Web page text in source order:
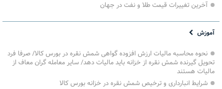
آخرین تغییرات قیمت طلا و نفت در جهان
آموزش
نحوه محاسبه مالیات ارزش افزوده گواهی شمش نقره در بورس کالا/ صرفا فرد
تحویل گیرنده شمش نقره از خزانه باید مالیات دهد/ سایر معامله گران معاف از
مالیات هستند
شرایط انبارداری و ترخیص شمش نقره در خزانه بورس کالا